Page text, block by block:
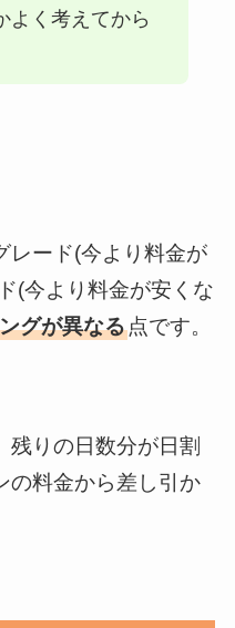
よく考えてから
レード(今より料金が
(今より料金が安くな
グが異なる点です。
残りの日数分が日割
の料金から差し引か